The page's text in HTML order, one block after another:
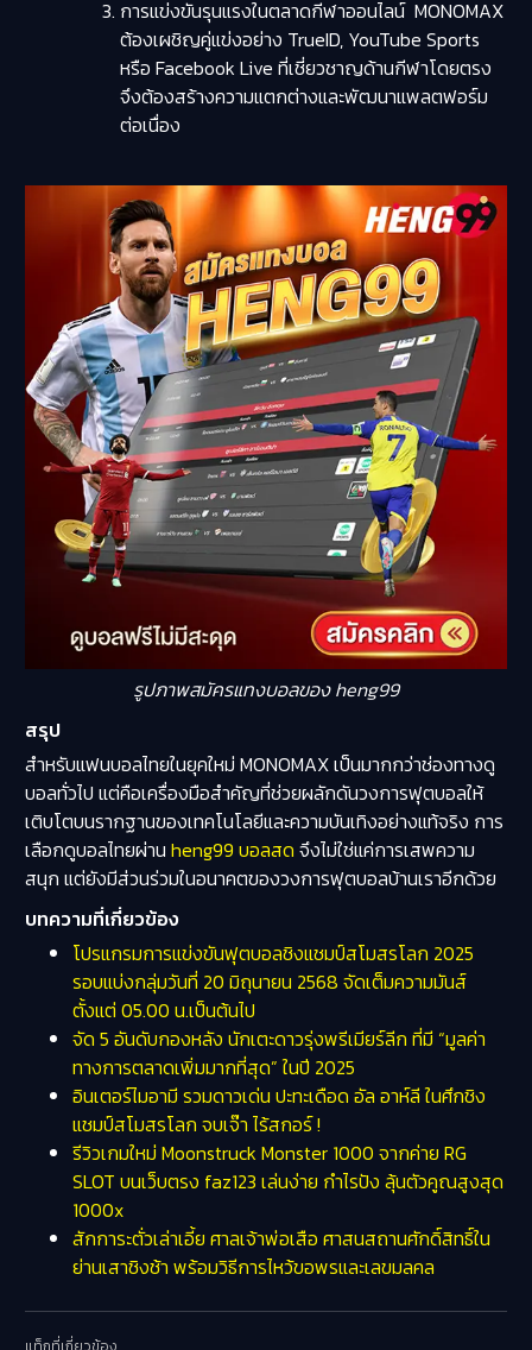
การแข่งขันรุนแรงในตลาดกีฬาออนไลน์ MONOMAX
ต้องเผชิญคู่แข่งอย่าง TrueID, YouTube Sports
หรือ Facebook Live ที่เชี่ยวชาญด้านกีฬาโดยตรง
จึงต้องสร้างความแตกต่างและพัฒนาแพลตฟอร์ม
ต่อเนื่อง
รูปภาพสมัครแทงบอลของ heng99
สรุป
สำหรับแฟนบอลไทยในยุคใหม่ MONOMAX เป็นมากกว่าช่องทางดู
บอลทั่วไป แต่คือเครื่องมือสำคัญที่ช่วยผลักดันวงการฟุตบอลให้
เติบโตบนรากฐานของเทคโนโลยีและความบันเทิงอย่างแท้จริง การ
เลือกดูบอลไทยผ่าน heng99 บอลสด จึงไม่ใช่แค่การเสพความ
สนุก แต่ยังมีส่วนร่วมในอนาคตของวงการฟุตบอลบ้านเราอีกด้วย
บทความที่เกี่ยวข้อง
โปรแกรมการแข่งขันฟุตบอลชิงแชมป์สโมสรโลก 2025
รอบแบ่งกลุ่มวันที่ 20 มิถุนายน 2568 จัดเต็มความมันส์
ตั้งแต่ 05.00 น.เป็นต้นไป
จัด 5 อันดับกองหลัง นักเตะดาวรุ่งพรีเมียร์ลีก ที่มี “มูลค่า
ทางการตลาดเพิ่มมากที่สุด” ในปี 2025
อินเตอร์ไมอามี รวมดาวเด่น ปะทะเดือด อัล อาห์ลี ในศึกชิง
แชมป์สโมสรโลก จบเจ๊า ไร้สกอร์ !
รีวิวเกมใหม่ Moonstruck Monster 1000 จากค่าย RG
SLOT บนเว็บตรง faz123 เล่นง่าย กำไรปัง ลุ้นตัวคูณสูงสุด
1000x
สักการะตั่วเล่าเอี้ย ศาลเจ้าพ่อเสือ ศาสนสถานศักดิ์สิทธิ์ใน
ย่านเสาชิงช้า พร้อมวิธีการไหว้ขอพรและเลขมลคล